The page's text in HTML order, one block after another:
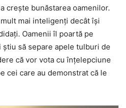
crește bunăstarea oamenilor.
mai inteligenți decât își
Oamenii îl poartă pe
să separe apele tulburi de
că vor vota cu înțelepciune
cei care au demonstrat că le